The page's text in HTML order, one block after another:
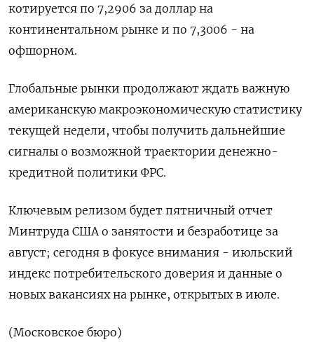
котируется по 7,2906 за доллар на
континентальном рынке и по 7,3006 - на
офшорном.
Глобальные рынки продолжают ждать важную
американскую макроэкономическую статистику
текущей недели, чтобы получить дальнейшие
сигналы о возможной траектории денежно-
кредитной политики ФРС.
Ключевым релизом будет пятничный отчет
Минтруда США о занятости и безработице за
август; сегодня в фокусе внимания - июльский
индекс потребительского доверия и данные о
новых вакансиях на рынке, открытых в июле.
(Московское бюро)